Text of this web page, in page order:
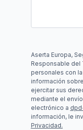
Aserta Europa,
Responsable del
personales con
información
ejercitar sus
mediante el
electrónico a
información, le
Privacidad.